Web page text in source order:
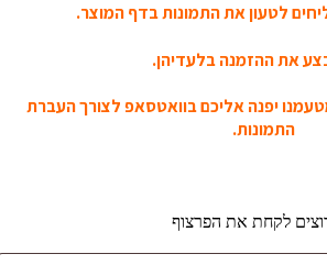
לטעון את התמונות בדף המוצר.
את ההזמנה בלעדיהן.
יפנה אליכם בוואטסאפ לצורך העברת
התמונות.
לקחת את הפרצוף